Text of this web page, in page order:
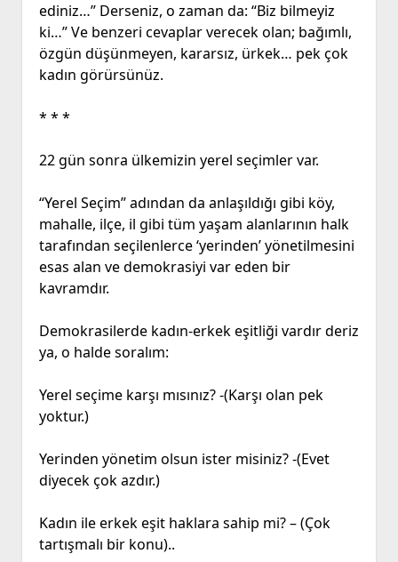
ediniz…” Derseniz, o zaman da: “Biz bilmeyiz
ki…” Ve benzeri cevaplar verecek olan; bağımlı,
özgün düşünmeyen, kararsız, ürkek… pek çok
kadın görürsünüz.
* * *
22 gün sonra ülkemizin yerel seçimler var.
“Yerel Seçim” adından da anlaşıldığı gibi köy,
mahalle, ilçe, il gibi tüm yaşam alanlarının halk
tarafından seçilenlerce ‘yerinden’ yönetilmesini
esas alan ve demokrasiyi var eden bir
kavramdır.
Demokrasilerde kadın-erkek eşitliği vardır deriz
ya, o halde soralım:
Yerel seçime karşı mısınız? -(Karşı olan pek
yoktur.)
Yerinden yönetim olsun ister misiniz? -(Evet
diyecek çok azdır.)
Kadın ile erkek eşit haklara sahip mi? – (Çok
tartışmalı bir konu)..